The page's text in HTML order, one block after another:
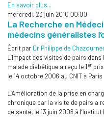
En savoir plus...
mercredi, 23 juin 2010 00:00
La Recherche en
médecins généralistes
Écrit par Dr Philippe de
L’Impact des visites de pairs
malade diabétique a reçu le 1er
le 14 octobre 2006 au CNIT à Paris
L’Amélioration de la prise en
chronique par la visite de pairs a
de santé, le 13 juin 2006 à